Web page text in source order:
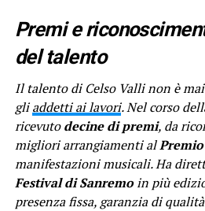
Premi e
del talento
Il talento di Celso Valli non è
gliaddetti ai lavori. Nel corso
ricevutodecine di premi, da
migliori arrangiamenti al
manifestazioni musicali. Ha
Festival di Sanremoin più
presenza fissa, garanzia di